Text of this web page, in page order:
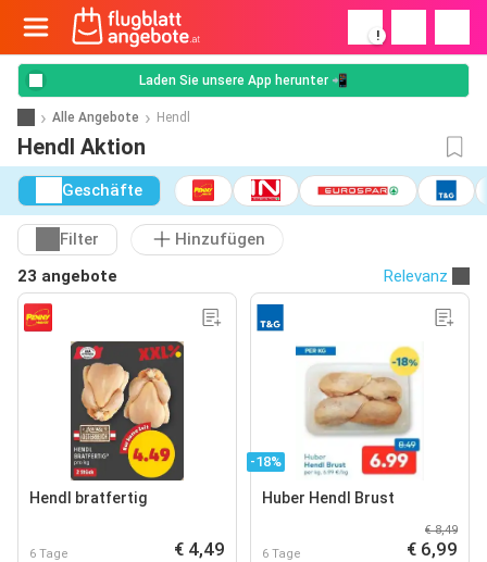
!
Laden Sie unsere App herunter 📲
Alle Angebote Hendl
Hendl Aktion
Geschäfte
Filter
Hinzufügen
23 angebote
Relevanz
Hendl bratfertig
6 Tage € 4,49
-18%
Huber Hendl Brust
6 Tage
€ 8,49
€ 6,99